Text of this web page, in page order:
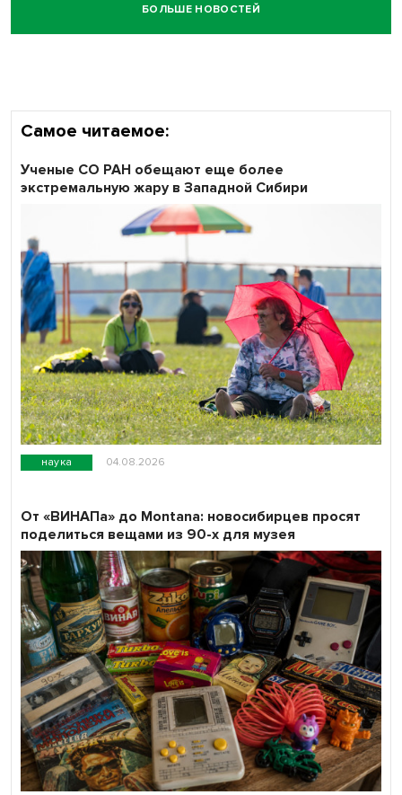
БОЛЬШЕ НОВОСТЕЙ
Самое читаемое:
наука 04.08.2026
Ученые СО РАН обещают еще более
экстремальную жару в Западной Сибири
От «ВИНАПа» до Montana: новосибирцев просят
поделиться вещами из 90-х для музея